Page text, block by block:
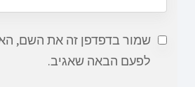
שמור בדפדפן זה את השם,
לפעם הבאה שאגיב.